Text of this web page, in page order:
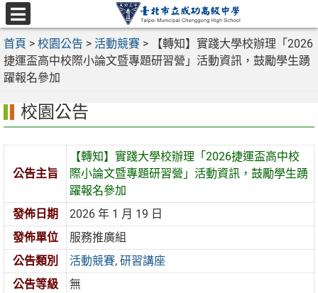
跳
至
主
要
內
選
單
首頁 > 校園公告 > 活動競賽 >
【轉知】實踐大學校辦理「2026
捷運盃高中校際小論文暨專題研習營」活動資訊，鼓勵學生踴
躍報名參加
校園公告
公告主旨
【轉知】實踐大學校辦理「2026捷運盃高中校
際小論文暨專題研習營」活動資訊，鼓勵學生踴
躍報名參加
發佈日期
2026 年 1 月 19 日
發佈單位
服務推廣組
公告類別
活動競賽,研習講座
公告等級
無